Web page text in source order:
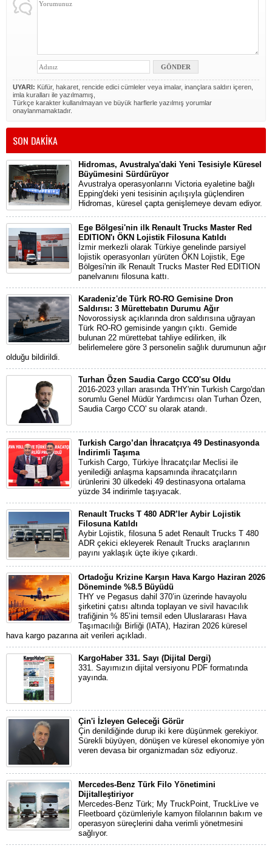
UYARI: Küfür, hakaret, rencide edici cümleler veya imalar, inançlara saldırı içeren,
imla kuralları ile yazılmamış,
Türkçe karakter kullanılmayan ve büyük harflerle yazılmış yorumlar
onaylanmamaktadır.
SON DAKİKA
Hidromas, Avustralya'daki Yeni Tesisiyle Küresel
Büyümesini Sürdürüyor
Avustralya operasyonlarını Victoria eyaletine bağlı
Epping'deki yeni tesisinin açılışıyla güçlendiren
Hidromas, küresel çapta genişlemeye devam ediyor.
Ege Bölgesi'nin ilk Renault Trucks Master Red
EDITION'ı ÖKN Lojistik Filosuna Katıldı
İzmir merkezli olarak Türkiye genelinde parsiyel
lojistik operasyonları yürüten ÖKN Lojistik, Ege
Bölgesi'nin ilk Renault Trucks Master Red EDITION
panelvanını filosuna kattı.
Karadeniz'de Türk RO-RO Gemisine Dron
Saldırısı: 3 Mürettebatın Durumu Ağır
Novorossiysk açıklarında dron saldırısına uğrayan
Türk RO-RO gemisinde yangın çıktı. Gemide
bulunan 22 mürettebat tahliye edilirken, ilk
belirlemelere göre 3 personelin sağlık durumunun ağır
olduğu bildirildi.
Turhan Özen Saudia Cargo CCO'su Oldu
2016-2023 yılları arasında THY'nin Turkish Cargo'dan
sorumlu Genel Müdür Yardımcısı olan Turhan Özen,
Saudia Cargo CCO' su olarak atandı.
Turkish Cargo’dan İhracatçıya 49 Destinasyonda
İndirimli Taşıma
Turkish Cargo, Türkiye İhracatçılar Meclisi ile
yenilediği anlaşma kapsamında ihracatçıların
ürünlerini 30 ülkedeki 49 destinasyona ortalama
yüzde 34 indirimle taşıyacak.
Renault Trucks T 480 ADR’ler Aybir Lojistik
Filosuna Katıldı
Aybir Lojistik, filosuna 5 adet Renault Trucks T 480
ADR çekici ekleyerek Renault Trucks araçlarının
payını yaklaşık üçte ikiye çıkardı.
Ortadoğu Krizine Karşın Hava Kargo Haziran 2026
Döneminde %8.5 Büyüdü
THY ve Pegasus dahil 370’in üzerinde havayolu
şirketini çatısı altında toplayan ve sivil havacılık
trafiğinin % 85’ini temsil eden Uluslararası Hava
Taşımacılığı Birliği (IATA), Haziran 2026 küresel
hava kargo pazarına ait verileri açıkladı.
KargoHaber 331. Sayı (Dijital Dergi)
331. Sayımızın dijital versiyonu PDF formatında
yayında.
Çin'i İzleyen Geleceği Görür
Çin denildiğinde durup iki kere düşünmek gerekiyor.
Sürekli büyüyen, dönüşen ve küresel ekonomiye yön
veren devasa bir organizmadan söz ediyoruz.
Mercedes-Benz Türk Filo Yönetimini
Dijitalleştiriyor
Mercedes-Benz Türk; My TruckPoint, TruckLive ve
Fleetboard çözümleriyle kamyon filolarının bakım ve
operasyon süreçlerini daha verimli yönetmesini
sağlıyor.